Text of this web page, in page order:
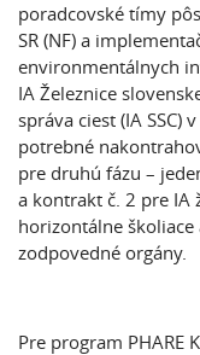
poradcovské tímy
SR (NF) a
environmentálnych
IA Železnice
správa ciest (IA SSC)
potrebné
pre druhú fázu –
a kontrakt č. 2 pre IA
horizontálne školiace
zodpovedné orgány.
Pre program PHARE